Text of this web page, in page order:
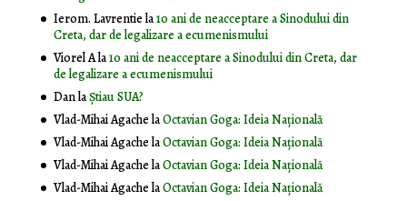
Ierom. Lavrentiela10 ani de neacceptare a Sinodului din
Creta, dar de legalizare a ecumenismului
Viorel Ala10 ani de neacceptare a Sinodului din Creta, dar
de legalizare a ecumenismului
DanlaȘtiau SUA?
Vlad-Mihai AgachelaOctavian Goga: Ideia Naţională
Vlad-Mihai AgachelaOctavian Goga: Ideia Naţională
Vlad-Mihai AgachelaOctavian Goga: Ideia Naţională
Vlad-Mihai AgachelaOctavian Goga: Ideia Naţională